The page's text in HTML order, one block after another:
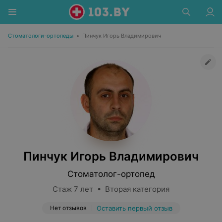
Стоматологи-ортопеды • Пинчук Игорь Владимирович
Пинчук Игорь Владимирович
Стоматолог-ортопед
Стаж 7 лет • Вторая категория
Нет отзывов Оставить первый отзыв